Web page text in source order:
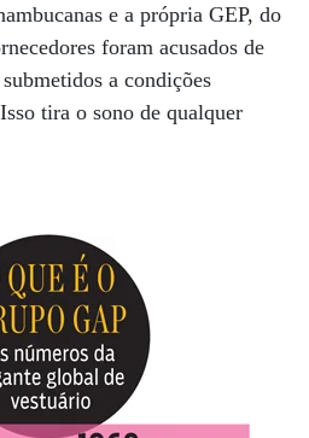
e a própria GEP, do
foram acusados de
a condições
tira o sono de qualquer